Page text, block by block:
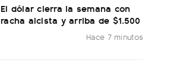
El dólar cierra la semana con
racha alcista y arriba de $1.500
Hace 7 minutos